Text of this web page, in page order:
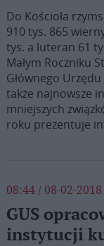
Do Kościoła
910 tys. 865
tys. a luteran 61
Małym Roczniku
Głównego
także najnowsze
mniejszych
roku prezentuje
08:44 / 08-02-2018
GUS
instytucji